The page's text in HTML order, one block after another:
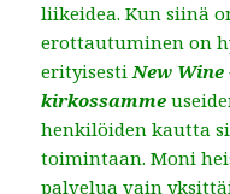
liikeidea. Kun siinä
erottautuminen on
erityisestiNew
kirkossamme
henkilöiden kautta
toimintaan. Moni
palvelua vain